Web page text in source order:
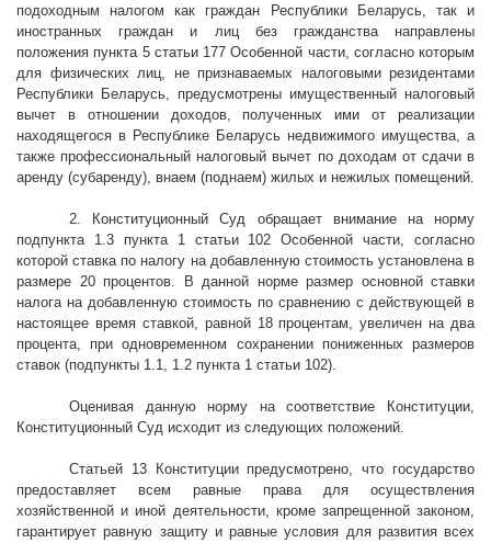
подоходным налогом как граждан Республики Беларусь, так и
иностранных граждан и лиц без гражданства направлены
положения пункта 5 статьи 177 Особенной части, согласно которым
для физических лиц, не признаваемых налоговыми резидентами
Республики Беларусь, предусмотрены имущественный налоговый
вычет в отношении доходов, полученных ими от реализации
находящегося в Республике Беларусь недвижимого имущества, а
также профессиональный налоговый вычет по доходам от сдачи в
аренду (субаренду), внаем (поднаем) жилых и нежилых помещений.
2. Конституционный Суд обращает внимание на норму
подпункта 1.3 пункта 1 статьи 102 Особенной части, согласно
которой ставка по налогу на добавленную стоимость установлена в
размере 20 процентов. В данной норме размер основной ставки
налога на добавленную стоимость по сравнению с действующей в
настоящее время ставкой, равной 18 процентам, увеличен на два
процента, при одновременном сохранении пониженных размеров
ставок (подпункты 1.1, 1.2 пункта 1 статьи 102).
Оценивая данную норму на соответствие Конституции,
Конституционный Суд исходит из следующих положений.
Статьей 13 Конституции предусмотрено, что государство
предоставляет всем равные права для осуществления
хозяйственной и иной деятельности, кроме запрещенной законом,
гарантирует равную защиту и равные условия для развития всех